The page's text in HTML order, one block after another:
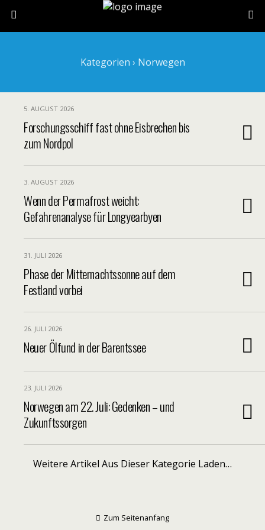
Kategorien › Norwegen
5. AUGUST 2026
Forschungsschiff fast ohne Eisbrechen bis
zum Nordpol
3. AUGUST 2026
Wenn der Permafrost weicht:
Gefahrenanalyse für Longyearbyen
31. JULI 2026
Phase der Mitternachtssonne auf dem
Festland vorbei
26. JULI 2026
Neuer Ölfund in der Barentssee
23. JULI 2026
Norwegen am 22. Juli: Gedenken – und
Zukunftssorgen
Weitere Artikel Aus Dieser Kategorie Laden…
Zum Seitenanfang